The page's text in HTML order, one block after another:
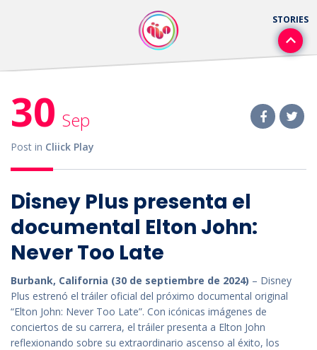
30 Sep
Post in Cliick Play
Disney Plus presenta el
documental Elton John:
Never Too Late
Burbank, California (30 de septiembre de 2024) – Disney
Plus estrenó el tráiler oficial del próximo documental original
“Elton John: Never Too Late”. Con icónicas imágenes de
conciertos de su carrera, el tráiler presenta a Elton John
reflexionando sobre su extraordinario ascenso al éxito, los